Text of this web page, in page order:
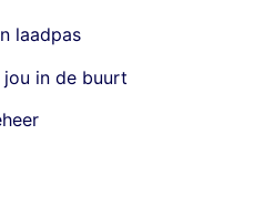
laadpas
in de buurt